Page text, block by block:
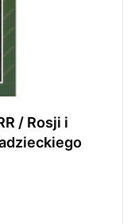
/ Rosji i